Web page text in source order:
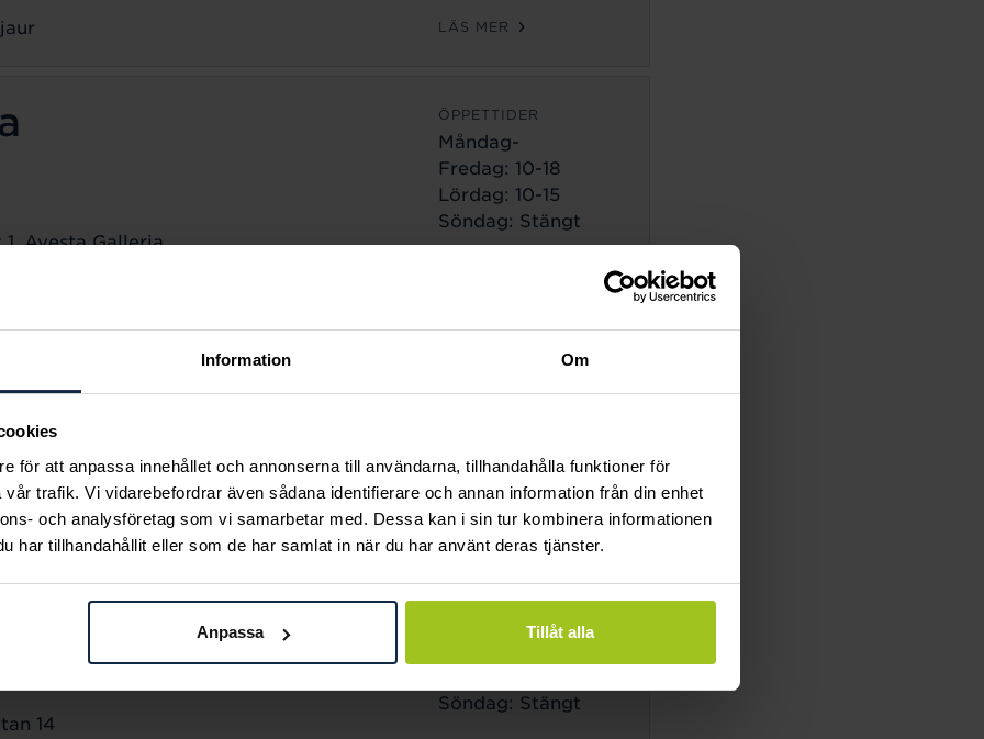
Information Om
för att anpassa innehållet och annonserna till användarna, tillhandahålla funktioner för
trafik. Vi vidarebefordrar även sådana identifierare och annan information från din enhet
och analysföretag som vi samarbetar med. Dessa kan i sin tur kombinera informationen
har tillhandahållit eller som de har samlat in när du har använt deras tjänster.
Anpassa Tillåt alla
LÄS MER
Avesta Galleria
ÖPPETTIDER
Måndag-
Fredag: 10-18
Lördag: 10-15
Söndag: Stängt
Söndag: Stängt
14
Söndag: Stängt